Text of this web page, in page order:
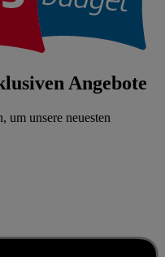
Angebote
um unsere neuesten